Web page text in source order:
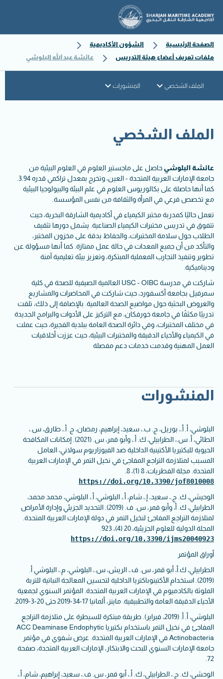
الصفحة الرئيسية
الشؤون الأكاديمية
ملفات تعريف أعضاء هيئة التدريس
عائشة عبد الله البلوشي
الملف الشخصي المنشورات
الملف الشخصي
عائشة البلوشي حاصل على ماجستير العلوم في العلوم البيئية من
جامعة الإمارات العربية المتحدة - العين، وتخرج بمعدل تراكمي قدره 3.94.
كما أنها حاصلة على بكالوريوس العلوم في علم البيئة والبيولوجيا البيئية
مع تخصص فرعي في المرأة والثقافة من نفس المؤسسة.
تعمل حاليًا كمدربة مختبر الكيمياء في أكاديمية الشارقة البحرية، حيث
تتفوق في تدريس مختبرات الكيمياء الصناعية. يشمل دورها تثقيف
الطلاب حول سلامة المختبرات، والحفاظ بدقة على مخزون المختبر،
والتأكد من أن جميع المعدات في حالة عمل ممتازة. كما أنها مسؤولة عن
تطوير وتنفيذ التجارب المعملية المبتكرة، وتعزيز بيئة تعليمية آمنة
وديناميكية.
شاركت في مدرسة USC - OIBC العالمية الصيفية للصحة في كلية
سمرفيل بجامعة أكسفورد، حيث شاركت في المحاضرات والمشاريع
والعروض البحثية حول مواضيع الصحة العالمية. بالإضافة إلى ذلك، تلقت
تدريبًا مكثفًا في جامعة خورفكان، مع التركيز على الأدوات والبرامج الجديدة
في مختلف المختبرات، وفي دائرة الصحة العامة ببلدية الفجيرة، حيث عملت
في الكيمياء والأحياء الدقيقة والمختبرات البيئية، حيث عززت أخلاقيات
العمل المهنية وقدمت خدمات دعم مفصلة
المنشورات
البلوشي، أ. أ.، بوريل، ج. ب.، سعيد، إبراهيم، رمضان، ج. أ.، طارق، س.،
الطائي، أ. س.، الطرابيلي، ك. أ.، وأبو قمر، س. (2021). إمكانات المكافحة
الحيوية للبكتيريا الأكتينية الداخلية ضد الفيوزاريوم سولاني، العامل
المسبب لمتلازمة التراجع المفاجئ في نخيل التمر في الإمارات العربية
المتحدة. مجلة الفطريات، 8 (1)، 8.
https://doi.org/10.3390/jof8010008
الوحيشي، ك. ج.، سعيد، إ.، شام، أ.، البلوشي، أ.، البلوشي، محمد محمد،
الطرابيلي، ك. أ، وأبو قمر، س. ف. (2019). التحديد الجزيئي وإدارة الأمراض
لمتلازمة التراجع المفاجئ لنخيل التمر في دولة الإمارات العربية المتحدة.
المجلة الدولية للعلوم الجزيئية، 20 (4)، 923.
https://doi.org/10.3390/ijms20040923
أوراق المؤتمر
الطرابيلي، ك.أ، أبو قمر، س. ف.، الريش، س.، البلوشي، م.، البلوشي أ.
(2019). استخدام الأكتينوباكتريا الداخلية لتحسين المعالجة النباتية للتربة
الملوثة بالكادميوم في الإمارات العربية المتحدة. المؤتمر السنوي لجمعية
الأحياء الدقيقة العامة والتطبيقية. ماينز، ألمانيا 17-34-2019 حتى 20-3-2019.
البلوشي، أ. أ. (2019، فبراير). طريقة مبتكرة للسيطرة على متلازمة التراجع
المفاجئ في نخيل التمر باستخدام بكتيريا ACC Deaminase Endophytic
Actinobacteria في الإمارات العربية المتحدة. عرض شفوي في مؤتمر
جامعة الإمارات السنوي للبحث والابتكار، الإمارات العربية المتحدة، صفحة
72.
الوحشي، ك. ج.، الطرابيلي، ك. أ.، أبو قمر، س. ف.، سعيد، إبراهيم، شام، أ.،